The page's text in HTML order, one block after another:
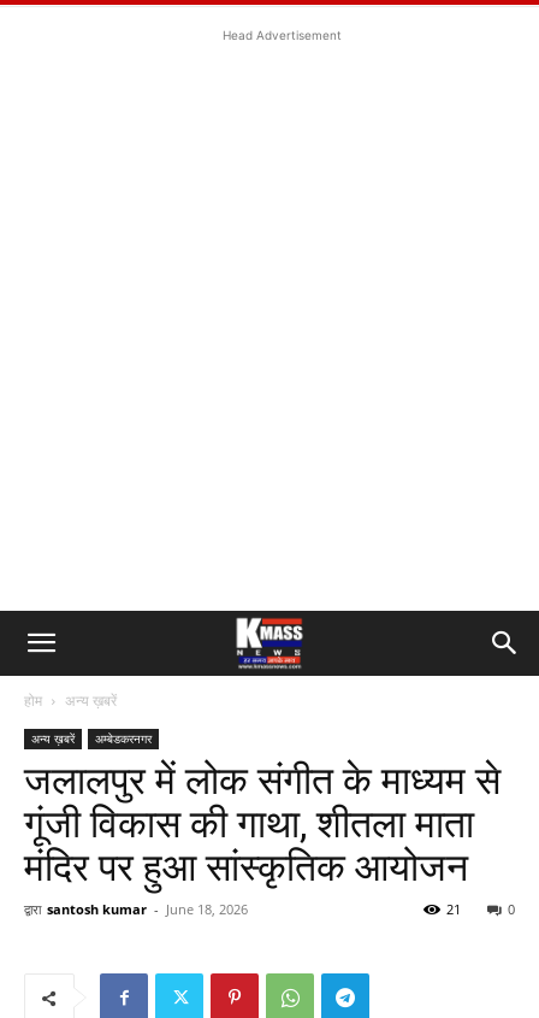
Head Advertisement
होम अन्य ख़बरें
अन्य ख़बरें अम्बेडकरनगर
जलालपुर में लोक संगीत के माध्यम से
गूंजी विकास की गाथा, शीतला माता
मंदिर पर हुआ सांस्कृतिक आयोजन
द्वारा santosh kumar - June 18, 2026 0
21